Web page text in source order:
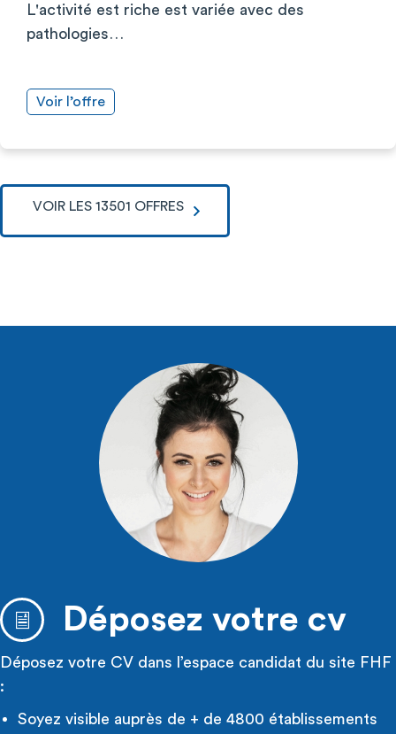
L'activité est riche est variée avec des
pathologies…
Voir l’offre
VOIR LES 13501 OFFRES
Déposez votre cv
Déposez votre CV dans l’espace candidat du site FHF
:
Soyez visible auprès de + de 4800 établissements